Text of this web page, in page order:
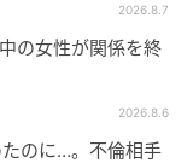
2026.8.7
の女性が関係を終
2026.8.6
たのに…。不倫相手